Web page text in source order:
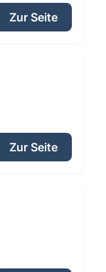
Zur Seite
Zur Seite